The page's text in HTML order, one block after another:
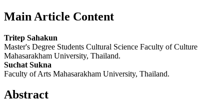
Main Article Content
Tritep Sahakun
Master's Degree Students Cultural Science Faculty of Culture
Mahasarakham University, Thailand.
Suchat Sukna
Faculty of Arts Mahasarakham University, Thailand.
Abstract